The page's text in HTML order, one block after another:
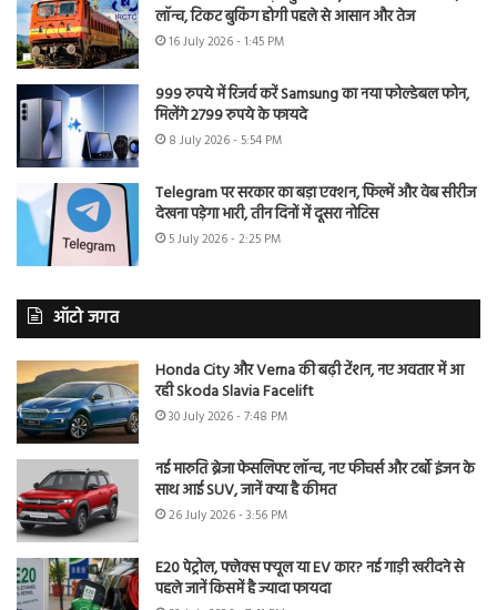
लॉन्च, टिकट बुकिंग होगी पहले से आसान और तेज
16 July 2026 - 1:45 PM
999 रुपये में रिजर्व करें Samsung का नया फोल्डेबल फोन,
मिलेंगे 2799 रुपये के फायदे
8 July 2026 - 5:54 PM
Telegram पर सरकार का बड़ा एक्शन, फिल्में और वेब सीरीज
देखना पड़ेगा भारी, तीन दिनों में दूसरा नोटिस
5 July 2026 - 2:25 PM
ऑटो जगत
Honda City और Verna की बढ़ी टेंशन, नए अवतार में आ
रही Skoda Slavia Facelift
30 July 2026 - 7:48 PM
नई मारुति ब्रेजा फेसलिफ्ट लॉन्च, नए फीचर्स और टर्बो इंजन के
साथ आई SUV, जानें क्या है कीमत
26 July 2026 - 3:56 PM
E20 पेट्रोल, फ्लेक्स फ्यूल या EV कार? नई गाड़ी खरीदने से
पहले जानें किसमें है ज्यादा फायदा